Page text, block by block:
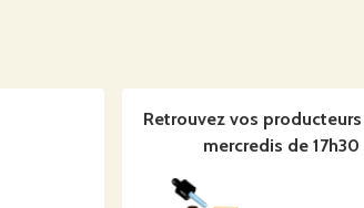
Retrouvez vos
mercredis de 17h30